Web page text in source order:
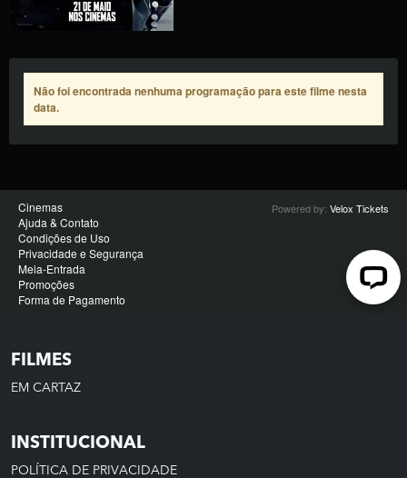
FILMES
EM CARTAZ
INSTITUCIONAL
POLÍTICA DE PRIVACIDADE